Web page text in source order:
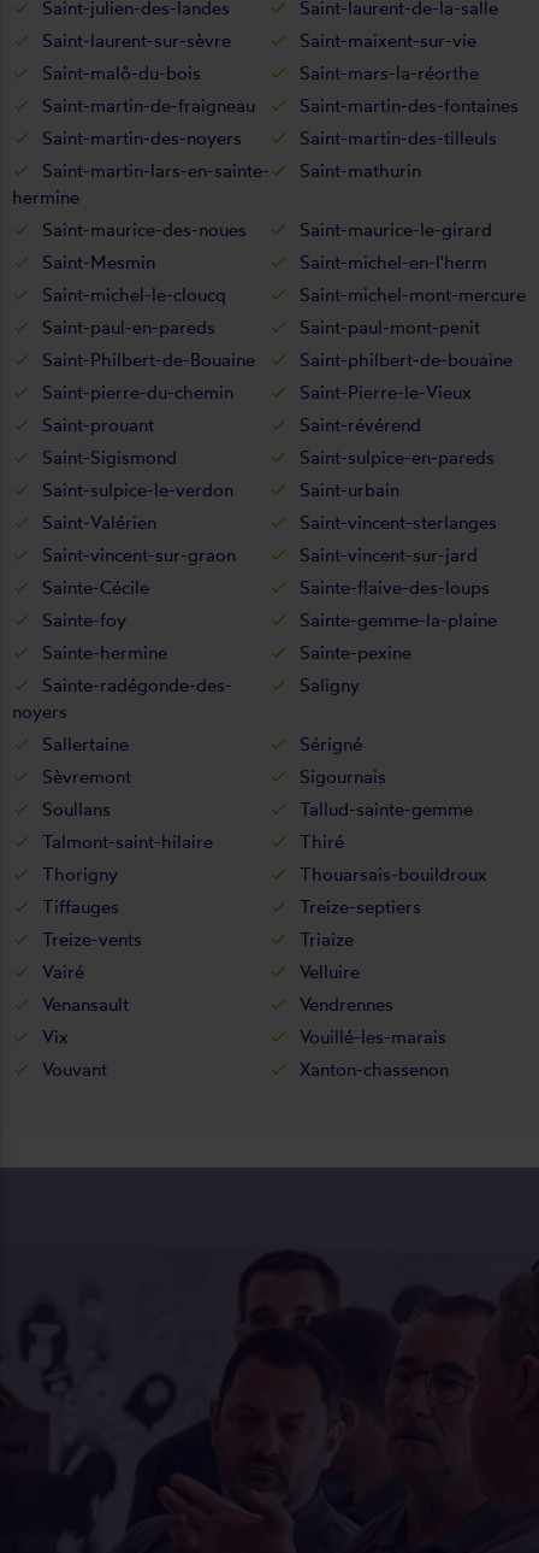
Saint-julien-des-landes
Saint-laurent-de-la-salle
Saint-laurent-sur-sèvre
Saint-maixent-sur-vie
Saint-malô-du-bois
Saint-mars-la-réorthe
Saint-martin-de-fraigneau
Saint-martin-des-fontaines
Saint-martin-des-noyers
Saint-martin-des-tilleuls
Saint-martin-lars-en-sainte-
hermine
Saint-mathurin
Saint-maurice-des-noues
Saint-maurice-le-girard
Saint-Mesmin
Saint-michel-en-l'herm
Saint-michel-le-cloucq
Saint-michel-mont-mercure
Saint-paul-en-pareds
Saint-paul-mont-penit
Saint-Philbert-de-Bouaine
Saint-philbert-de-bouaine
Saint-pierre-du-chemin
Saint-Pierre-le-Vieux
Saint-prouant
Saint-révérend
Saint-Sigismond
Saint-sulpice-en-pareds
Saint-sulpice-le-verdon
Saint-urbain
Saint-Valérien
Saint-vincent-sterlanges
Saint-vincent-sur-graon
Saint-vincent-sur-jard
Sainte-Cécile
Sainte-flaive-des-loups
Sainte-foy
Sainte-gemme-la-plaine
Sainte-hermine
Sainte-pexine
Sainte-radégonde-des-
noyers
Saligny
Sallertaine
Sérigné
Sèvremont
Sigournais
Soullans
Tallud-sainte-gemme
Talmont-saint-hilaire
Thiré
Thorigny
Thouarsais-bouildroux
Tiffauges
Treize-septiers
Treize-vents
Triaize
Vairé
Velluire
Venansault
Vendrennes
Vix
Vouillé-les-marais
Vouvant
Xanton-chassenon